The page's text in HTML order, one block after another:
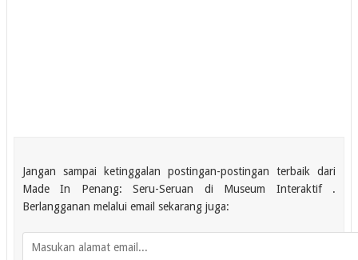
Jangan sampai ketinggalan postingan-postingan terbaik dari
Made In Penang: Seru-Seruan di Museum Interaktif .
Berlangganan melalui email sekarang juga: